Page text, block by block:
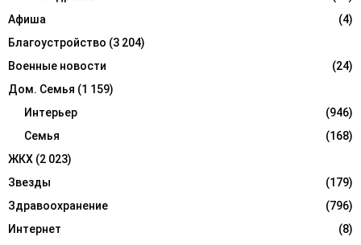
C
H
Афиша
(4)
Благоустройство (3 204)
Военные новости
(24)
Дом. Семья (1 159)
Интерьер
(946)
Семья
(168)
ЖКХ (2 023)
Звезды
(179)
Здравоохранение
(796)
Интернет
(8)